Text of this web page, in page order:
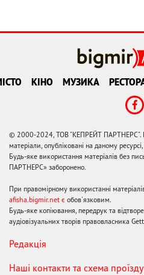
КІНО МУЗИКА
© 2000-2024, ТОВ "КЕПРЕЙТ ПАРТНЕРС".
матеріали, опубліковані на даному
Будь-яке використання матеріалів без
ПАРТНЕРС» заборонено.
При правомірному використанні
afisha.bigmir.net є обов'язковим.
Будь-яке копіювання, передрук та
аудіовізуальних творів правовласника
Редакція
Наші контакти та схема проїзду